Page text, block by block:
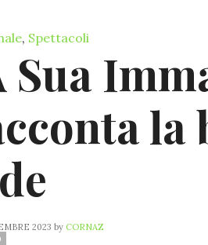
, Spettacoli
Sua
la
2023 by CORNAZ